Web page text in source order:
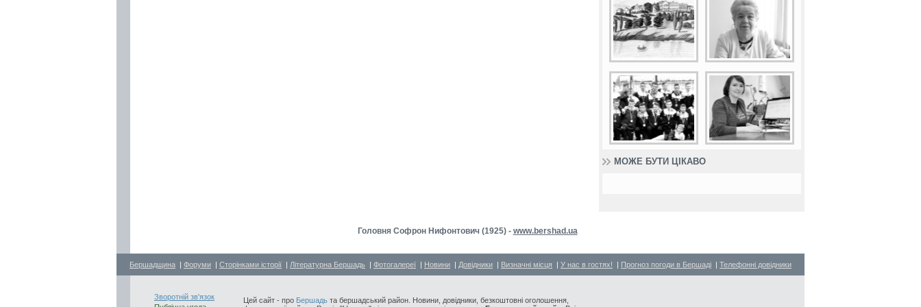
МОЖЕ БУТИ ЦІКАВО
Головня Софрон Нифонтович (1925) - www.bershad.ua
Бершадщина | Форуми | Сторінками історії | Літературна Бершадь | Фотогалереї | Новини | Довідники | Визначні місця | У нас в гостях! | Прогноз погоди в Бершаді | Телефонні довідники
Зворотній зв'язок
Цей сайт - про Бершадь та бершадський район. Новини, довідники, безкоштовні оголошення,